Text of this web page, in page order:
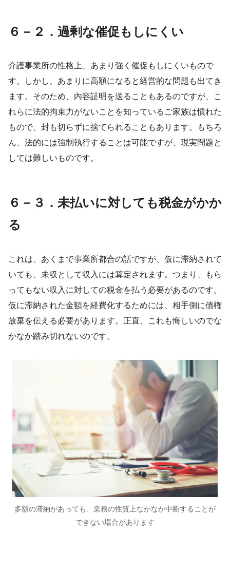
６－２．過剰な催促もしにくい
介護事業所の性格上、あまり強く催促もしにくいもので
す。しかし、あまりに高額になると経営的な問題も出てき
ます。そのため、内容証明を送ることもあるのですが、こ
れらに法的拘束力がないことを知っているご家族は慣れた
もので、封も切らずに捨てられることもあります。もちろ
ん、法的には強制執行することは可能ですが、現実問題と
しては難しいものです。
６－３．未払いに対しても税金がかか
る
これは、あくまで事業所都合の話ですが、仮に滞納されて
いても、未収として収入には算定されます。つまり、もら
ってもない収入に対しての税金を払う必要があるのです。
仮に滞納された金額を経費化するためには、相手側に債権
放棄を伝える必要があります。正直、これも悔しいのでな
かなか踏み切れないのです。
多額の滞納があっても、業務の性質上なかなか中断することが
できない場合があります